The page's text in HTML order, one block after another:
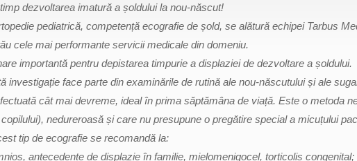
dezvoltarea imatură a șoldului la nou-născut!
pediatrică, competență ecografie de șold, se alătură echipei Tarbus
cele mai performante servicii medicale din domeniu.
importantă pentru depistarea timpurie a displaziei de dezvoltare a șoldului.
investigație face parte din examinările de rutină ale nou-născutului și ale
cât mai devreme, ideal în prima săptămâna de viață. Este o metoda
nedureroasă și care nu presupune o pregătire special a micuțului
tip de ecografie se recomandă la:
antecedente de displazie în familie, mielomenigocel, torticolis congenital;